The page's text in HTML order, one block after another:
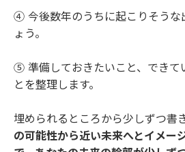
④ 今後数年のうちに起こりそうな
ょう。
⑤ 準備しておきたいこと、できて
とを整理します。
埋められるところから少しずつ書
の可能性から近い未来へとイメー